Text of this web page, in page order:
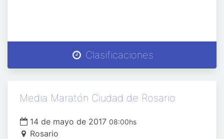
Clasificaciones
Media Maratón Ciudad de Rosario
14 de mayo de 2017 08:00hs
Rosario